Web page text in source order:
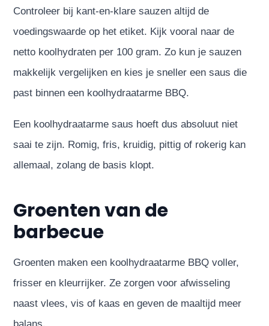
Controleer bij kant-en-klare sauzen altijd de
voedingswaarde op het etiket. Kijk vooral naar de
netto koolhydraten per 100 gram. Zo kun je sauzen
makkelijk vergelijken en kies je sneller een saus die
past binnen een koolhydraatarme BBQ.
Een koolhydraatarme saus hoeft dus absoluut niet
saai te zijn. Romig, fris, kruidig, pittig of rokerig kan
allemaal, zolang de basis klopt.
Groenten van de
barbecue
Groenten maken een koolhydraatarme BBQ voller,
frisser en kleurrijker. Ze zorgen voor afwisseling
naast vlees, vis of kaas en geven de maaltijd meer